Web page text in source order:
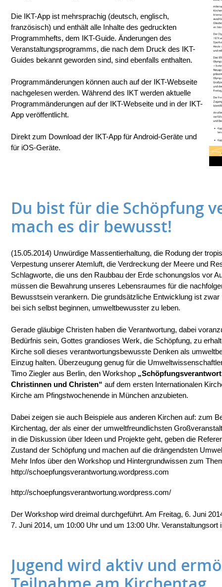
Die IKT-App ist mehrsprachig (deutsch, englisch,
französisch) und enthält alle Inhalte des gedruckten
Programmhefts, dem IKT-Guide. Änderungen des
Veranstaltungsprogramms, die nach dem Druck des IKT-
Guides bekannt geworden sind, sind ebenfalls enthalten.
Programmänderungen können auch auf der IKT-Webseite
nachgelesen werden. Während des IKT werden aktuelle
Programmänderungen auf der IKT-Webseite und in der IKT-
App veröffentlicht.
Direkt zum Download der IKT-App für Android-Geräte und
für iOS-Geräte.
Du bist für die Schöpfung
mach es dir bewusst!
(15.05.2014) Unwürdige Massentierhaltung, die Rodung der
Verpestung unserer Atemluft, die Verdreckung der Meere und
Schlagworte, die uns den Raubbau der Erde schonungslos vor
müssen die Bewahrung unseres Lebensraumes für die
Bewusstsein verankern. Die grundsätzliche Entwicklung ist
bei sich selbst beginnen, umweltbewusster zu leben.
Gerade gläubige Christen haben die Verantwortung, dabei
Bedürfnis sein, Gottes grandioses Werk, die Schöpfung, zu
Kirche soll dieses verantwortungsbewusste Denken als
Einzug halten. Überzeugung genug für die
Timo Ziegler aus Berlin, den Workshop
Christinnen und Christen“ auf dem ersten Internationalen
Kirche am Pfingstwochenende in München anzubieten.
Dabei zeigen sie auch Beispiele aus anderen Kirchen auf: zum
Kirchentag, der als einer der umweltfreundlichsten
in die Diskussion über Ideen und Projekte geht, geben die
Zustand der Schöpfung und machen auf die drängendsten
Mehr Infos über den Workshop und Hintergrundwissen zum
http://schoepfungsverantwortung.wordpress.com
http://schoepfungsverantwortung.wordpress.com/
Der Workshop wird dreimal durchgeführt. Am Freitag, 6. Juni
7. Juni 2014, um 10:00 Uhr und um 13:00 Uhr.
Jugend wird aktiv und